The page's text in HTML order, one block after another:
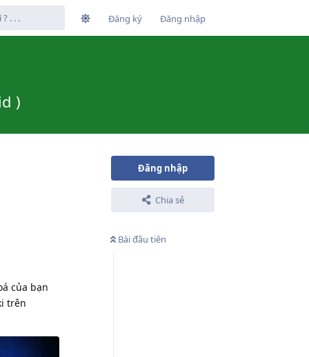
Đăng ký Đăng nhập
)
Đăng nhập
Chia sẻ
Bài đầu tiên
của bạn
trên